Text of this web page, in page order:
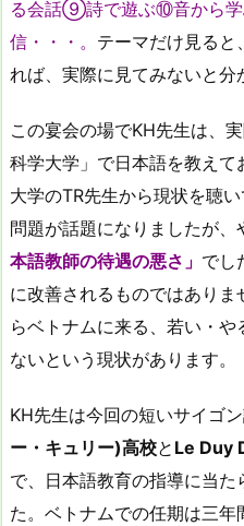
る会話⑨詩で遊ぶ⑩音から
信・・・。 テーマだけ見ると
れば、実際に見てみないと分
この宴会の場でKH先生は、
科学大学」で日本語を教え
大学のTR先生から現状を聴
問題が話題になりましたが、
本語教師の待遇の悪さ」 でし
に改善されるものではあり
らベトナムに来る、若い・
ないという現状があります。
KH先生は今回の短いサイゴン
ー・キュリー)高校と Le Duy
で、日本語教育の指導に当
た。ベトナムでの任期は三